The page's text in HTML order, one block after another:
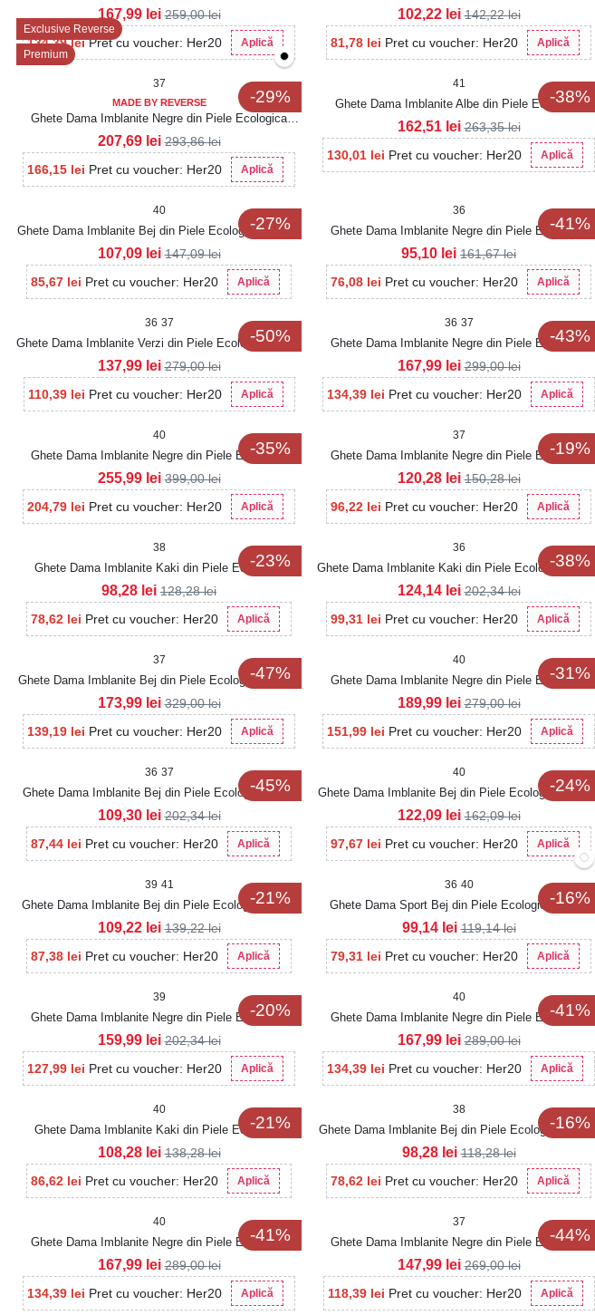
Ecologica Intoarsa Robyn
134,39lei Pret cu voucher: Her20 Aplică
167,99 lei 259,00lei
Tabacita Zaylei
81,78 lei Pret cu voucher: Her20 Aplică
102,22 lei 142,22lei
Exclusive Reverse
Premium
-29%
37
MADE BY REVERSE
Ghete Dama Imblanite Negre din Piele Ecologica
Suraya
166,15 lei Pret cu voucher: Her20 Aplică
207,69 lei 293,86lei
-38%
41
Ghete Dama Imblanite Albe din Piele Ecologica
Zakayla
130,01 lei Pret cu voucher: Her20 Aplică
162,51 lei 263,35lei
-27%
40
Ghete Dama Imblanite Bej din Piele Ecologica Neoma
85,67 lei Pret cu voucher: Her20 Aplică
107,09 lei 147,09lei
-41%
36
Ghete Dama Imblanite Negre din Piele Ecologica
Kareli
76,08 lei Pret cu voucher: Her20 Aplică
95,10 lei 161,67lei
-50%
36 37
Ghete Dama Imblanite Verzi din Piele Ecologica Divno
110,39 lei Pret cu voucher: Her20 Aplică
137,99 lei 279,00lei
-43%
36 37
Ghete Dama Imblanite Negre din Piele Ecologica
Lucya
134,39 lei Pret cu voucher: Her20 Aplică
167,99 lei 299,00lei
-35%
40
Ghete Dama Imblanite Negre din Piele Ecologica
Maizy2
204,79 lei Pret cu voucher: Her20 Aplică
255,99 lei 399,00lei
-19%
37
Ghete Dama Imblanite Negre din Piele Ecologica
Nylia
96,22 lei Pret cu voucher: Her20 Aplică
120,28 lei 150,28lei
-23%
38
Ghete Dama Imblanite Kaki din Piele Ecologica
Intoarsa Keiley2
78,62 lei Pret cu voucher: Her20 Aplică
98,28 lei 128,28lei
-38%
36
Ghete Dama Imblanite Kaki din Piele Ecologica Jahlia
99,31 lei Pret cu voucher: Her20 Aplică
124,14 lei 202,34lei
-47%
37
Ghete Dama Imblanite Bej din Piele Ecologica Eveley
139,19 lei Pret cu voucher: Her20 Aplică
173,99 lei 329,00lei
-31%
40
Ghete Dama Imblanite Negre din Piele Ecologica
Yostina
151,99 lei Pret cu voucher: Her20 Aplică
189,99 lei 279,00lei
-45%
36 37
Ghete Dama Imblanite Bej din Piele Ecologica Caira
87,44 lei Pret cu voucher: Her20 Aplică
109,30 lei 202,34lei
-24%
40
Ghete Dama Imblanite Bej din Piele Ecologica Kynlee
97,67 lei Pret cu voucher: Her20 Aplică
122,09 lei 162,09lei
-21%
39 41
Ghete Dama Imblanite Bej din Piele Ecologica Zaley
87,38 lei Pret cu voucher: Her20 Aplică
109,22 lei 139,22lei
-16%
36 40
Ghete Dama Sport Bej din Piele Ecologica Alissa
79,31 lei Pret cu voucher: Her20 Aplică
99,14 lei 119,14lei
-20%
39
Ghete Dama Imblanite Negre din Piele Ecologica
Yazlin
127,99 lei Pret cu voucher: Her20 Aplică
159,99 lei 202,34lei
-41%
40
Ghete Dama Imblanite Negre din Piele Ecologica
Isobella
134,39 lei Pret cu voucher: Her20 Aplică
167,99 lei 289,00lei
-21%
40
Ghete Dama Imblanite Kaki din Piele Ecologica
Rossie
86,62 lei Pret cu voucher: Her20 Aplică
108,28 lei 138,28lei
-16%
38
Ghete Dama Imblanite Bej din Piele Ecologica Sadira
78,62 lei Pret cu voucher: Her20 Aplică
98,28 lei 118,28lei
-41%
40
Ghete Dama Imblanite Negre din Piele Ecologica
Intoarsa Salima2
134,39 lei Pret cu voucher: Her20 Aplică
167,99 lei 289,00lei
-44%
37
Ghete Dama Imblanite Negre din Piele Ecologica
Intoarsa Hridhya2
118,39 lei Pret cu voucher: Her20 Aplică
147,99 lei 269,00lei